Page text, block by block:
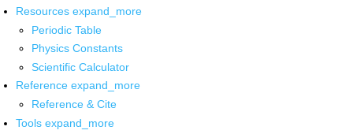
Resources expand_more
Periodic Table
Physics Constants
Scientific Calculator
Reference expand_more
Reference & Cite
Tools expand_more